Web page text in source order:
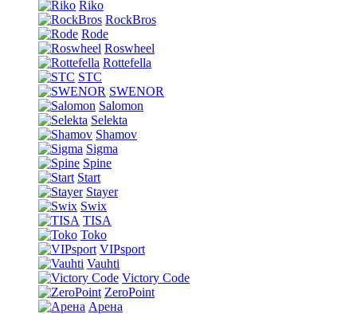
Riko
RockBros
Rode
Roswheel
Rottefella
STC
SWENOR
Salomon
Selekta
Shamov
Sigma
Spine
Start
Stayer
Swix
TISA
Toko
VIPsport
Vauhti
Victory Code
ZeroPoint
Арена